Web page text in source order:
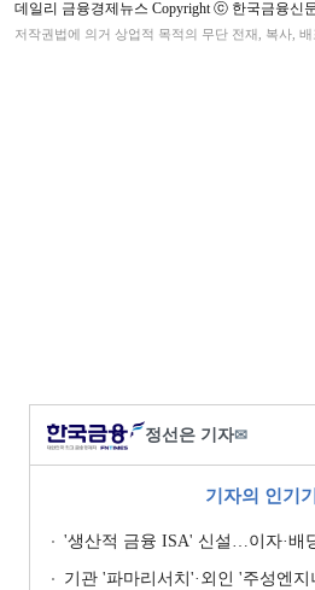
데일리 금융경제뉴스 Copyright ⓒ 한국금융신
저작권법에 의거 상업적 목적의 무단 전재, 복사, 배
정선은 기자✉
기자의 인기
'생산적 금융 ISA' 신설…이자·배당소득 전
기관 '파마리서치'·외인 '주성엔지니어링'·개인 '펩트론' 1위 [주간